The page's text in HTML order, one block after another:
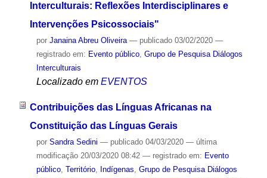
Interculturais: Reflexões Interdisciplinares e
Intervenções Psicossociais"
por Janaina Abreu Oliveira — publicado03/02/2020 —
registrado em: Evento público, Grupo de Pesquisa Diálogos
Interculturais
Localizado em EVENTOS
Contribuições das Línguas Africanas na
Constituição das Línguas Gerais
por Sandra Sedini — publicado04/03/2020 — última
modificação20/03/2020 08:42 — registrado em: Evento
público, Território, Indígenas, Grupo de Pesquisa Diálogos